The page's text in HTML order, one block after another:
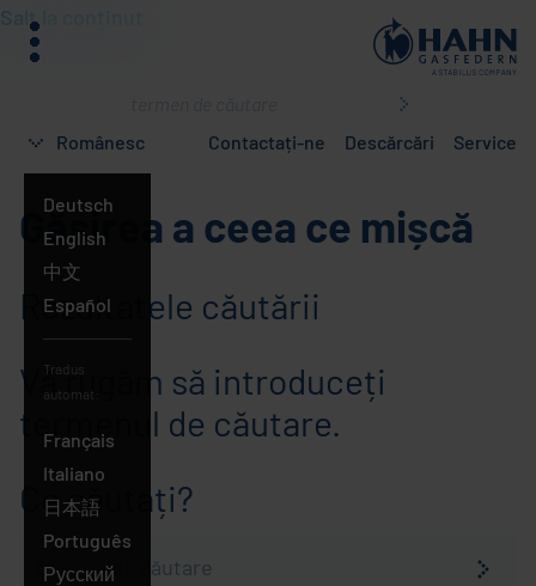
Salt la conținut
meniu
Românesc
Deutsch
English
中文
Español
Tradus
automat:
Français
Italiano
日本語
Português
Русский
Contactați-ne Descărcări Service
Găsirea a ceea ce mișcă
Rezultatele căutării
Vă rugăm să introduceți
termenul de căutare.
Ce căutați?
termen
căutați?